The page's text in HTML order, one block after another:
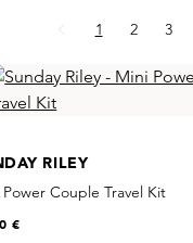
Page
1 Page
2 Page
3
RILEY
Couple Travel Kit
€